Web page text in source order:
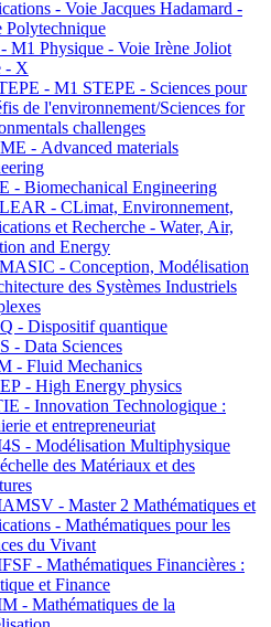
- Voie Jacques Hadamard -
Polytechnique
M1 Physique - Voie Irène Joliot
- X
- M1 STEPE - Sciences pour
de l'environnement/Sciences for
challenges
- Advanced materials
- Biomechanical Engineering
- CLimat, Environnement,
et Recherche - Water, Air,
and Energy
- Conception, Modélisation
des Systèmes Industriels
- Dispositif quantique
- Data Sciences
- Fluid Mechanics
- High Energy physics
- Innovation Technologique :
et entrepreneuriat
- Modélisation Multiphysique
des Matériaux et des
- Master 2 Mathématiques et
- Mathématiques pour les
du Vivant
- Mathématiques Financières :
et Finance
- Mathématiques de la